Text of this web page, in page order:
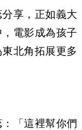
享，正如義大
電影成為孩子
北角拓展更多
「這裡幫你們